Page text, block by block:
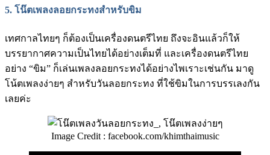
5. โน๊ตเพลงลอยกระทงสำหรับขิม
เทศกาลไทยๆ ก็ต้องเป็นเครื่องดนตรีไทย ถึงจะอินแล้วก็ให้
บรรยากาศความเป็นไทยได้อย่างเต็มที่ และเครื่องดนตรีไทย
อย่าง “ขิม” ก็เล่นเพลงลอยกระทงได้อย่างไพเราะเช่นกัน มาดู
โน้ตเพลงง่ายๆ สำหรับวันลอยกระทง ที่ใช้ขิมในการบรรเลงกัน
เลยค่ะ
Image Credit : facebook.com/khimthaimusic